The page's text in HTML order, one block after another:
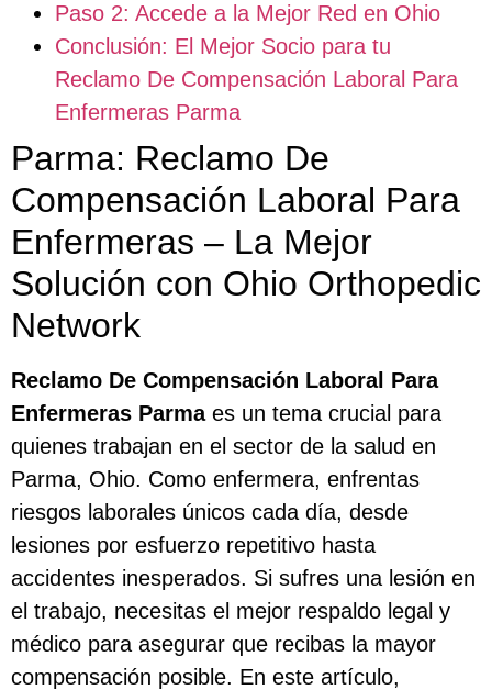
Paso 2: Accede a la Mejor Red en Ohio
Conclusión: El Mejor Socio para tu
Reclamo De Compensación Laboral Para
Enfermeras Parma
Parma: Reclamo De
Compensación Laboral Para
Enfermeras – La Mejor
Solución con Ohio Orthopedic
Network
Reclamo De Compensación Laboral Para
Enfermeras Parmaes un tema crucial para
quienes trabajan en el sector de la salud en
Parma, Ohio. Como enfermera, enfrentas
riesgos laborales únicos cada día, desde
lesiones por esfuerzo repetitivo hasta
accidentes inesperados. Si sufres una lesión en
el trabajo, necesitas el mejor respaldo legal y
médico para asegurar que recibas la mayor
compensación posible. En este artículo,